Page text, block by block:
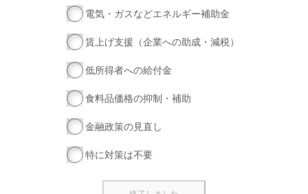
電気・ガスなどエネルギー補助金
賃上げ支援（企業への助成・減税）
低所得者への給付金
食料品価格の抑制・補助
金融政策の見直し
特に対策は不要